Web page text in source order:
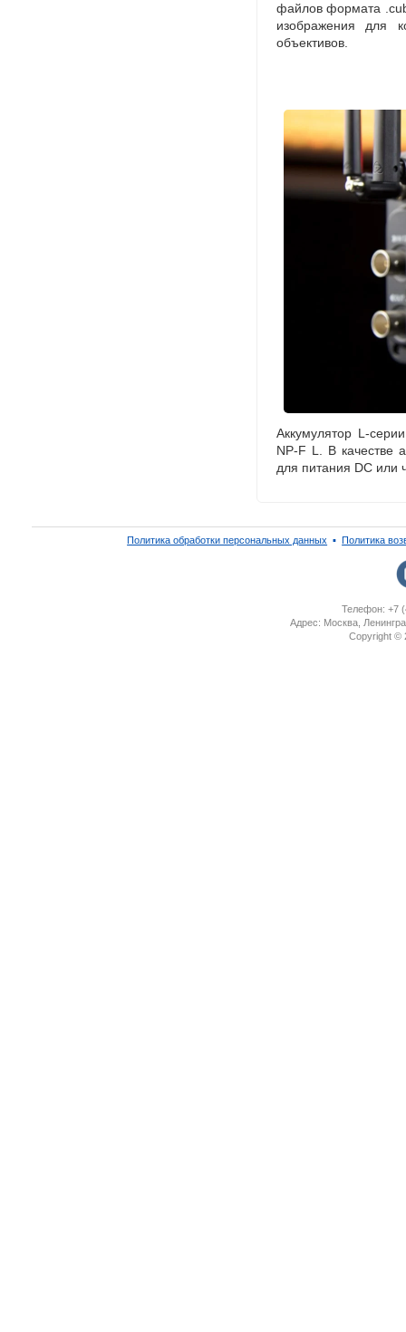
файлов формата
изображения для
объективов.
Аккумулятор L-серии
NP-F L. В качестве
для питания DC или
Политика обработки персональных данных ▪ Политика
Телефон: +7
Адрес: Москва,
Copyright ©